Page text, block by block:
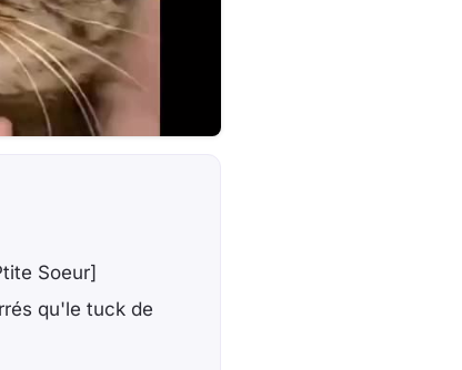
Soeur]
qu'le tuck de